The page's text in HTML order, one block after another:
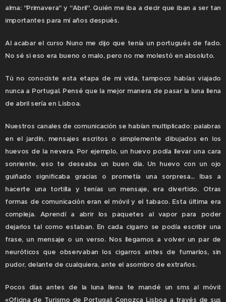
alma: "Primavera" y "Abril". Quién me iba a decir que iban a ser tan
importantes para mí años después.
Al acabar el curso Nuno me dijo que tenía un portugués de fado.
No sé si eso era bueno o malo, pero no me molestó en absoluto.
Tú no conociste esta etapa de mi vida, tampoco habías viajado
nunca a Portugal. Pensé que la mejor manera de pasar la luna llena
de abril sería en Lisboa.
Nuestros canales de comunicación se habían multiplicado: palabras
en el jardín, mensajes escritos o simplemente dibujados en los
huevos de la nevera. Por ejemplo, un huevo podía llevar una cara
sonriente, eso te deseaba un buen día. Un huevo con un ojo
guiñado significaba gracias o prometía una sorpresa... Ibas a
hacerte una tortilla y tenías un mensaje, era divertido. Otras
formas de comunicación eran el móvil y el tabaco. Esta última era
compleja. Aprendí a abrir los paquetes al vapor para poder
dejarlos tal como estaban. En cada cigarro se podía escribir una
frase, un mensaje o un verso. Nos llegamos a volver un par de
neuróticos que observaban los cigarros antes de fumarlos, sin
pudor, delante de cualquiera, ante el asombro de extraños.
Pocos días antes de la luna llena te mandé un sms al móvil:
«Oficina de Turismo de Portugal: Conozca Lisboa a través de sus